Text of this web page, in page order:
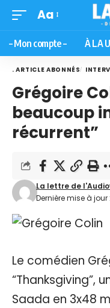
Aa
– Mon compte – À LA
. ARTICLE ABONNÉS
Grégoire
beaucoup
récurrent”
Dernière mise à
La lettre de
Le comédien
“Thanksgiving”,
Saada en 3x48